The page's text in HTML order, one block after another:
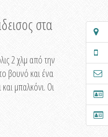
στα
2 χλμ από την
βουνό και ένα
μπαλκόνι. Οι